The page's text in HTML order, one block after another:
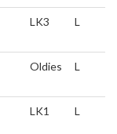
LK3 L
Oldies L
LK1 L